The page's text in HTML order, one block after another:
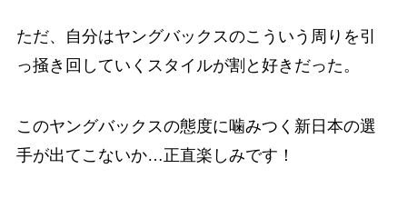
ただ、自分はヤングバックスのこういう周りを引
っ掻き回していくスタイルが割と好きだった。
このヤングバックスの態度に噛みつく新日本の選
手が出てこないか…正直楽しみです！